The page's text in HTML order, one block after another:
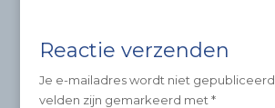
Reactie verzenden
Je e-mailadres wordt niet gepubliceerd.
velden zijn gemarkeerd met *